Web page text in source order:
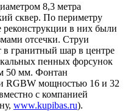
8,3 метра
сквер. По периметру
в них были
отсечки. Струи
гранитный шар в центре
пенных форсунок
50 мм. Фонтан
RGBW мощностью 16 и 32
с компанией
www.kupibas.ru).